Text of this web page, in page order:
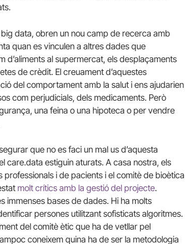
big data, obren un nou camp de recerca amb
quan es vinculen a altres dades que
d’aliments al supermercat, els desplaçaments
de crèdit. El creuament d’aquestes
del comportament amb la salut i ens ajudarien
com perjudicials, dels medicaments. Però
una feina o una hipoteca o per vendre
que no es faci un mal us d’aquesta
care.data estiguin aturats. A casa nostra, els
i de pacients i el comitè de bioètica
molt crítics amb la gestió del projecte.
immenses bases de dades. Hi ha molts
persones utilitzant sofisticats algoritmes.
del comitè ètic que ha de vetllar pel
coneixem quina ha de ser la metodologia